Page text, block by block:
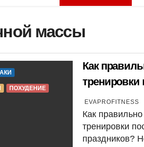
массы
ПОХУДЕНИЕ
Как
тренировки
новогодних
EVAPROFITNESS
Как
тренировки
праздников?